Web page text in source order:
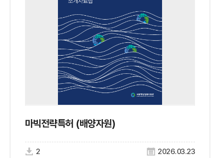
마빅전략특허 (배양자원)
2 2026.03.23